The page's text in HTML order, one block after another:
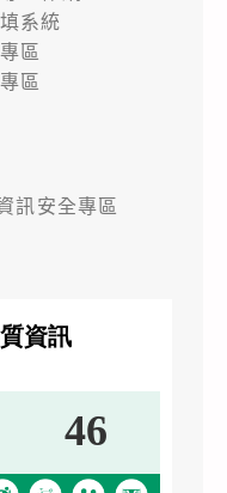
系統
區
區
訊安全專區